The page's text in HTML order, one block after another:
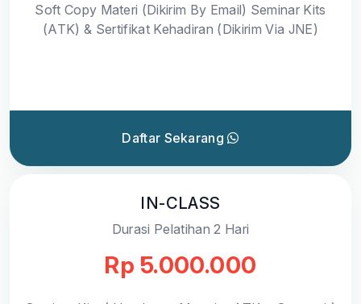
Soft Copy Materi (Dikirim By Email) Seminar Kits
(ATK) & Sertifikat Kehadiran (Dikirim Via JNE)
Daftar Sekarang
IN-CLASS
Durasi Pelatihan 2 Hari
Rp 5.000.000